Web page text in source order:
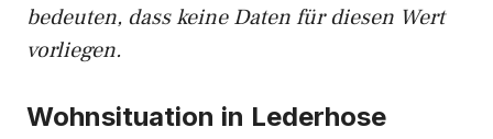
bedeuten, dass keine Daten für diesen Wert
vorliegen.
Wohnsituation in Lederhose